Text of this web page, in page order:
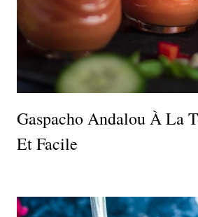
Gaspacho Andalou À La
Et Facile